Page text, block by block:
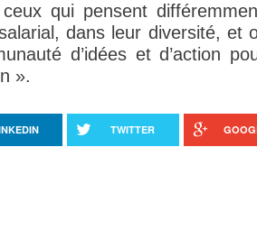
qui pensent
dans leur diversité, et
d’idées et d’action
».
TWITTER